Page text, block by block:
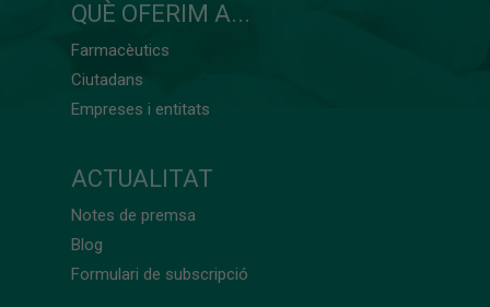
QUÈ OFERIM A...
Farmacèutics
Ciutadans
Empreses i entitats
ACTUALITAT
Notes de premsa
Blog
Formulari de subscripció